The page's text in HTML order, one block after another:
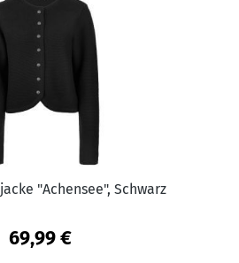
"Achensee", Schwarz
69,99 €